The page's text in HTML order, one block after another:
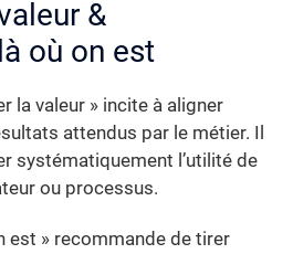
&
où on est
la valeur » incite à aligner
attendus par le métier. Il
systématiquement l’utilité de
ou processus.
est » recommande de tirer